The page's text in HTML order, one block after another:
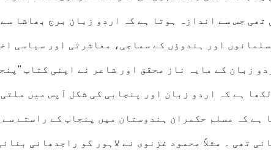
تھی جس سے اندازہ ہوتا ہے کہ اردو زبان برج بھاشا سے
اور ہندوؤں کے سماجی، معاشرتی اور سیاسی
زبان کے مایہ ناز محقق اور شاعر نے اپنی کتاب
ہے کہ اردو زبان اور پنجابی کی شکل آپس میں
ہے کہ مسلم حکمران ہندوستان میں پنجاب کے راستے سے
تھی ۔ مثلاً محمود غزنوی نے لاہور کو راجدھانی